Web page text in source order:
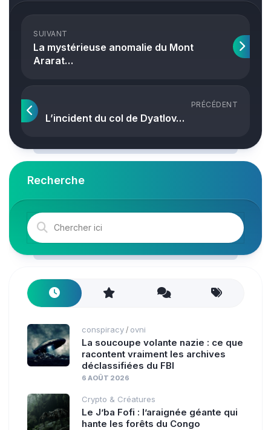
SUIVANT
La mystérieuse anomalie du Mont
Ararat…
PRÉCÉDENT
L’incident du col de Dyatlov…
Recherche
conspiracy / ovni
La soucoupe volante nazie : ce que
racontent vraiment les archives
déclassifiées du FBI
6 AOÛT 2026
Crypto & Créatures
Le J’ba Fofi : l’araignée géante qui
hante les forêts du Congo